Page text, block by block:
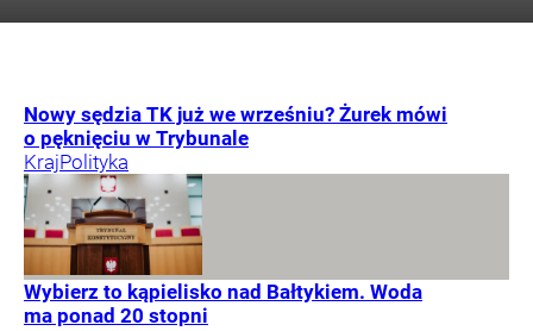
Nowy sędzia TK już we wrześniu? Żurek mówi
o pęknięciu w Trybunale
KrajPolityka
Wybierz to kąpielisko nad Bałtykiem. Woda
ma ponad 20 stopni